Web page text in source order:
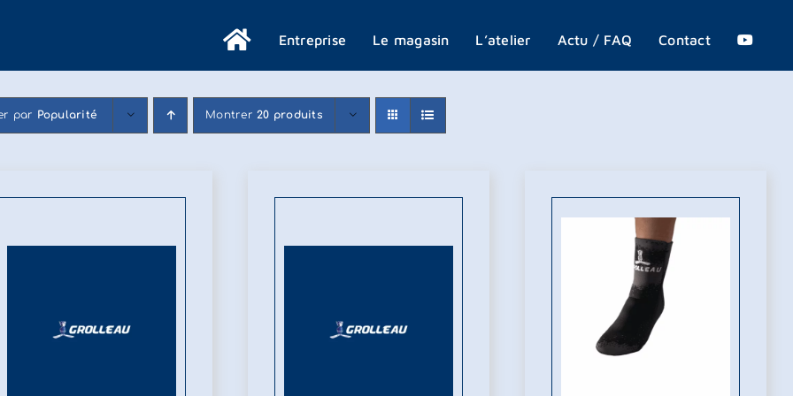
Entreprise Le magasin L’atelier Actu / FAQ Contact
par Popularité Montrer20 produits